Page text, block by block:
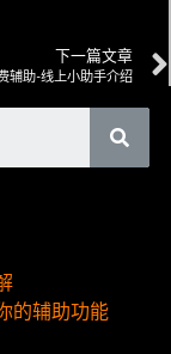
下一篇文章
辅助-线上小助手介绍
的辅助功能